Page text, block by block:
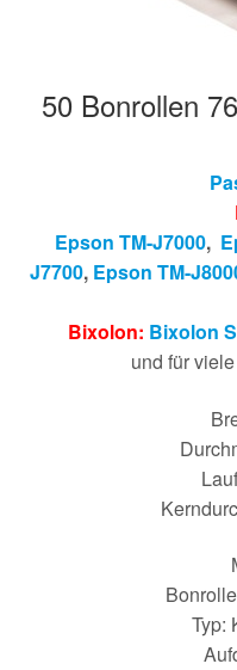
Rollen für Waagen
50 Bonrollen
Epson TM-J7000,
J7700, Epson TM-
Bixolon: Bixolon
und für
Typ: